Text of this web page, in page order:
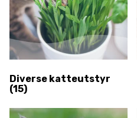
Diverse katteutstyr
(15)